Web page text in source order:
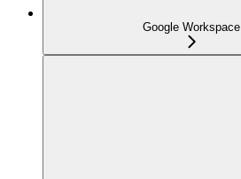
Google Workspace